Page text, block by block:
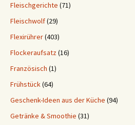
Fleischgerichte (71)
Fleischwolf(29)
Flexirührer(403)
Flockeraufsatz(16)
Französisch (1)
Frühstück(64)
Geschenk-Ideen aus der Küche (94)
Getränke & Smoothie (31)